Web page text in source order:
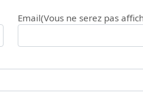
Email(Vous ne serez pas